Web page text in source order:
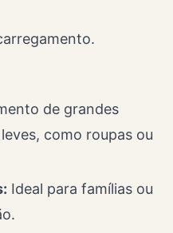
de grandes
como roupas ou
Ideal para famílias ou